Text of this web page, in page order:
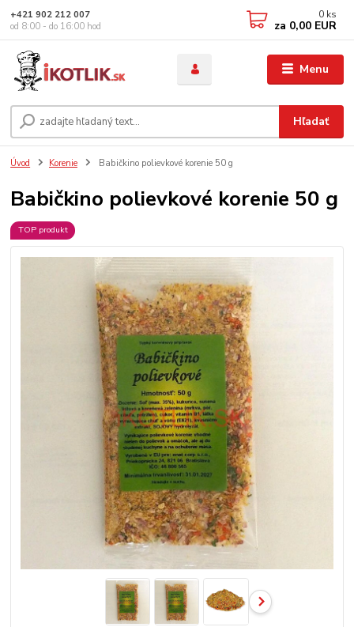
Menu
Hľadať
+421 902 212 007
od 8:00 - do 16:00 hod
0 ks
za 0,00 EUR
Úvod Korenie Babičkino polievkové korenie 50 g
Babičkino polievkové korenie 50 g
TOP produkt